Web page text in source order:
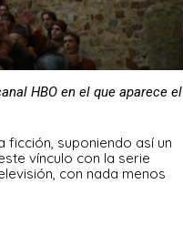
HBO en el que aparece el
ficción, suponiendo así un
vínculo con la serie
con nada menos